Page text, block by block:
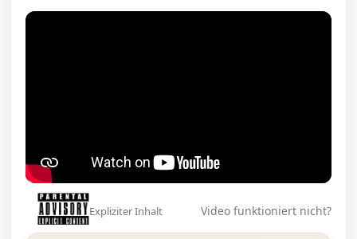
Expliziter Inhalt Video funktioniert nicht?